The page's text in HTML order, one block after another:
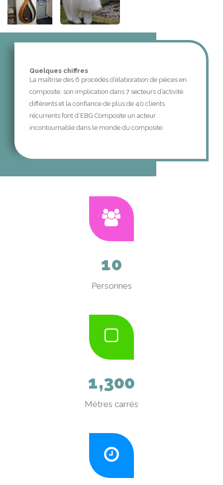
Quelques chiffres
La maîtrise des 6 procédés d’élaboration de pièces en
composite, son implication dans 7 secteurs d’activité
différents et la confiance de plus de 40 clients
récurrents font d’EBG Composite un acteur
incontournable dans le monde du composite.
10
Personnes
1,300
Métres carrés